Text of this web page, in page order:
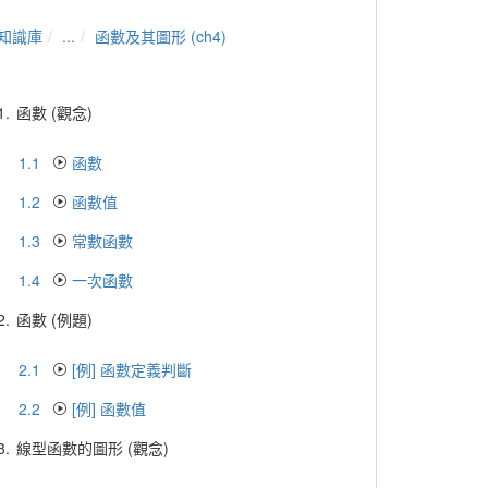
識庫 ... 函數及其圖形 (ch4)
函數 (觀念)
1.1
函數
1.2
函數值
1.3
常數函數
1.4
一次函數
函數 (例題)
2.1
[例] 函數定義判斷
2.2
[例] 函數值
線型函數的圖形 (觀念)